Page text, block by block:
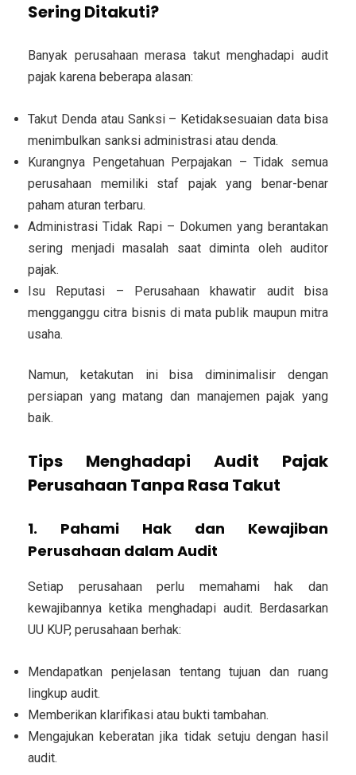
Sering Ditakuti?
Banyak perusahaan merasa takut menghadapi audit
pajak karena beberapa alasan:
Takut Denda atau Sanksi– Ketidaksesuaian data bisa
menimbulkan sanksi administrasi atau denda.
Kurangnya Pengetahuan Perpajakan – Tidak semua
perusahaan memiliki staf pajak yang benar-benar
paham aturan terbaru.
Administrasi Tidak Rapi – Dokumen yang berantakan
sering menjadi masalah saat diminta oleh auditor
pajak.
Isu Reputasi – Perusahaan khawatir audit bisa
mengganggu citra bisnis di mata publik maupun mitra
usaha.
Namun, ketakutan ini bisa diminimalisir dengan
persiapan yang matang dan manajemen pajak yang
baik.
Tips Menghadapi Audit Pajak
Perusahaan Tanpa Rasa Takut
1. Pahami Hak dan Kewajiban
Perusahaan dalam Audit
Setiap perusahaan perlu memahami hak dan
kewajibannya ketika menghadapi audit. Berdasarkan
UU KUP, perusahaan berhak:
Mendapatkan penjelasan tentang tujuan dan ruang
lingkup audit.
Memberikan klarifikasi atau bukti tambahan.
Mengajukan keberatan jika tidak setuju dengan hasil
audit.